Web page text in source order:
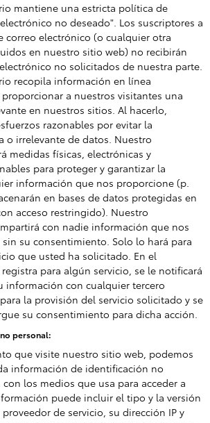
mantiene una estricta política de
no deseado". Los suscriptores a
correo electrónico (o cualquier otra
en nuestro sitio web) no recibirán
no solicitados de nuestra parte.
recopila información en línea
a nuestros visitantes una
en nuestros sitios. Al hacerlo,
razonables por evitar la
o irrelevante de datos. Nuestro
medidas físicas, electrónicas y
para proteger y garantizar la
información que nos proporcione (p.
en bases de datos protegidas en
acceso restringido). Nuestro
con nadie información que nos
su consentimiento. Solo lo hará para
que usted ha solicitado. En el
para algún servicio, se le notificará
información con cualquier tercero
la provisión del servicio solicitado y se
su consentimiento para dicha acción.
personal:
que visite nuestro sitio web, podemos
información de identificación no
los medios que usa para acceder a
puede incluir el tipo y la versión
de servicio, su dirección IP y